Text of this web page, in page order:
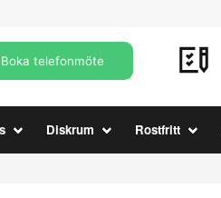
Boka telefonmöte
Diskrum Rostfritt